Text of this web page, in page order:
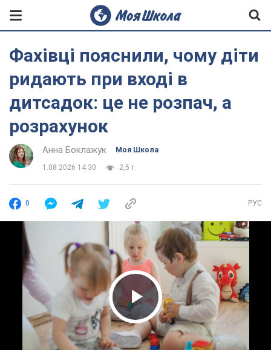
Фахівці пояснили, чому діти
ридають при вході в
дитсадок: це не розпач, а
розрахунок
Анна Боклажук Моя Школа
1.08.2026 14:30 2,5 т.
0 РУС
Play Video